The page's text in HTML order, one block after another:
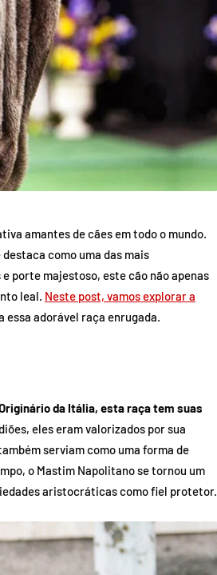
amantes de cães em todo o mundo.
destaca como uma das mais
porte majestoso, este cão não apenas
leal. Neste post, vamos explorar a
adorável raça enrugada.
da Itália, esta raça tem suas
eles eram valorizados por sua
serviam como uma forma de
o Mastim Napolitano se tornou um
aristocráticas como fiel protetor.